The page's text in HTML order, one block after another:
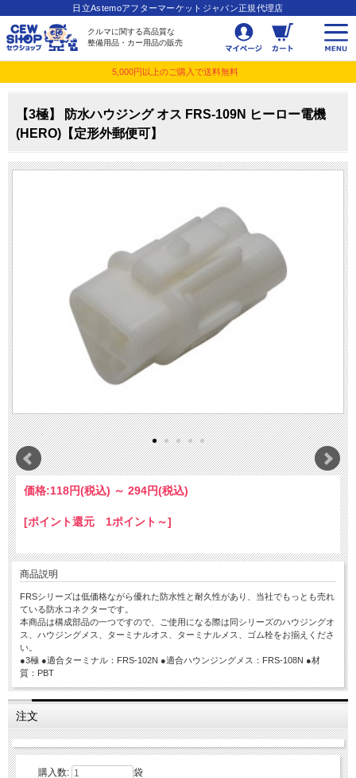
日立Astemoアフターマーケットジャパン正規代理店
クルマに関する高品質な
整備用品・カー用品の販売
5,000円以上のご購入で送料無料
【3極】 防水ハウジング オス FRS-109N ヒーロー電機
(HERO)【定形外郵便可】
価格:118円(税込) ～ 294円(税込)
[ポイント還元 1ポイント～]
商品説明
FRSシリーズは低価格ながら優れた防水性と耐久性があり、当社でもっとも売れ
ている防水コネクターです。
本商品は構成部品の一つですので、ご使用になる際は同シリーズのハウジングオ
ス、ハウジングメス、ターミナルオス、ターミナルメス、ゴム栓をお揃えくださ
い。
●3極 ●適合ターミナル：FRS-102N ●適合ハウンジングメス：FRS-108N ●材
質：PBT
注文
購入数: 袋